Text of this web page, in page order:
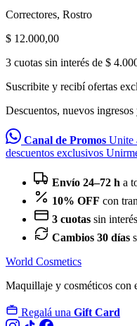
Correctores, Rostro
$ 12.000,00
3 cuotas sin interés de $
Suscribite y recibí ofertas
Descuentos, nuevos
Canal de Promos Unite
descuentos exclusivos
Envío 24–72 h a
10% OFF con
3 cuotas sin interés
Cambios 30 días
World Cosmetics
Maquillaje y cosméticos con
Regalá una Gift Card